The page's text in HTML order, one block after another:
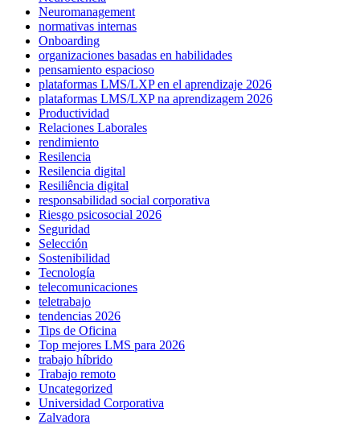
Neuromanagement
normativas internas
Onboarding
organizaciones basadas en habilidades
pensamiento espacioso
plataformas LMS/LXP en el aprendizaje 2026
plataformas LMS/LXP na aprendizagem 2026
Productividad
Relaciones Laborales
rendimiento
Resilencia
Resilencia digital
Resiliência digital
responsabilidad social corporativa
Riesgo psicosocial 2026
Seguridad
Selección
Sostenibilidad
Tecnología
telecomunicaciones
teletrabajo
tendencias 2026
Tips de Oficina
Top mejores LMS para 2026
trabajo híbrido
Trabajo remoto
Uncategorized
Universidad Corporativa
Zalvadora